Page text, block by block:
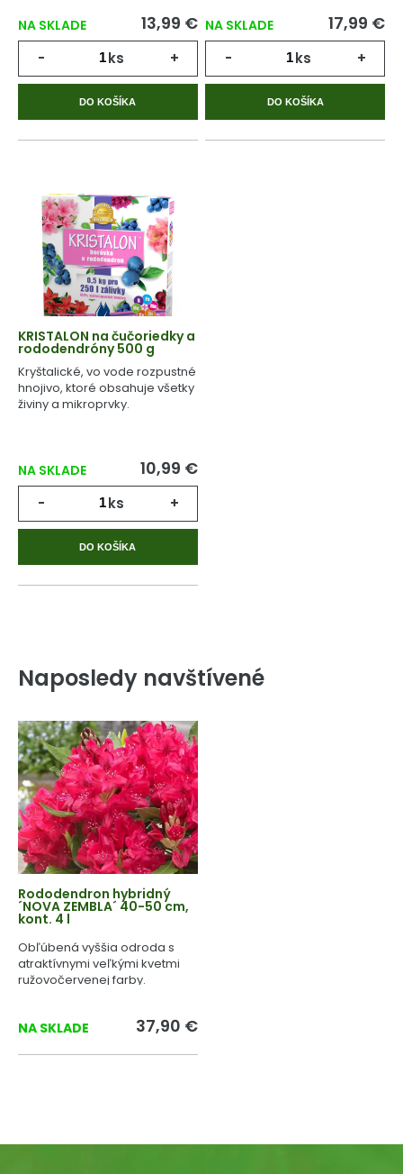
NA SKLADE 13,99 €
- ks +
DO KOŠÍKA
NA SKLADE 17,99 €
- ks +
DO KOŠÍKA
KRISTALON na čučoriedky a
rododendróny 500 g
Kryštalické, vo vode rozpustné
hnojivo, ktoré obsahuje všetky
živiny a mikroprvky.
NA SKLADE 10,99 €
- ks +
DO KOŠÍKA
Naposledy navštívené
Rododendron hybridný
´NOVA ZEMBLA´ 40-50 cm,
kont. 4 l
Obľúbená vyššia odroda s
atraktívnymi veľkými kvetmi
ružovočervenej farby.
NA SKLADE 37,90 €